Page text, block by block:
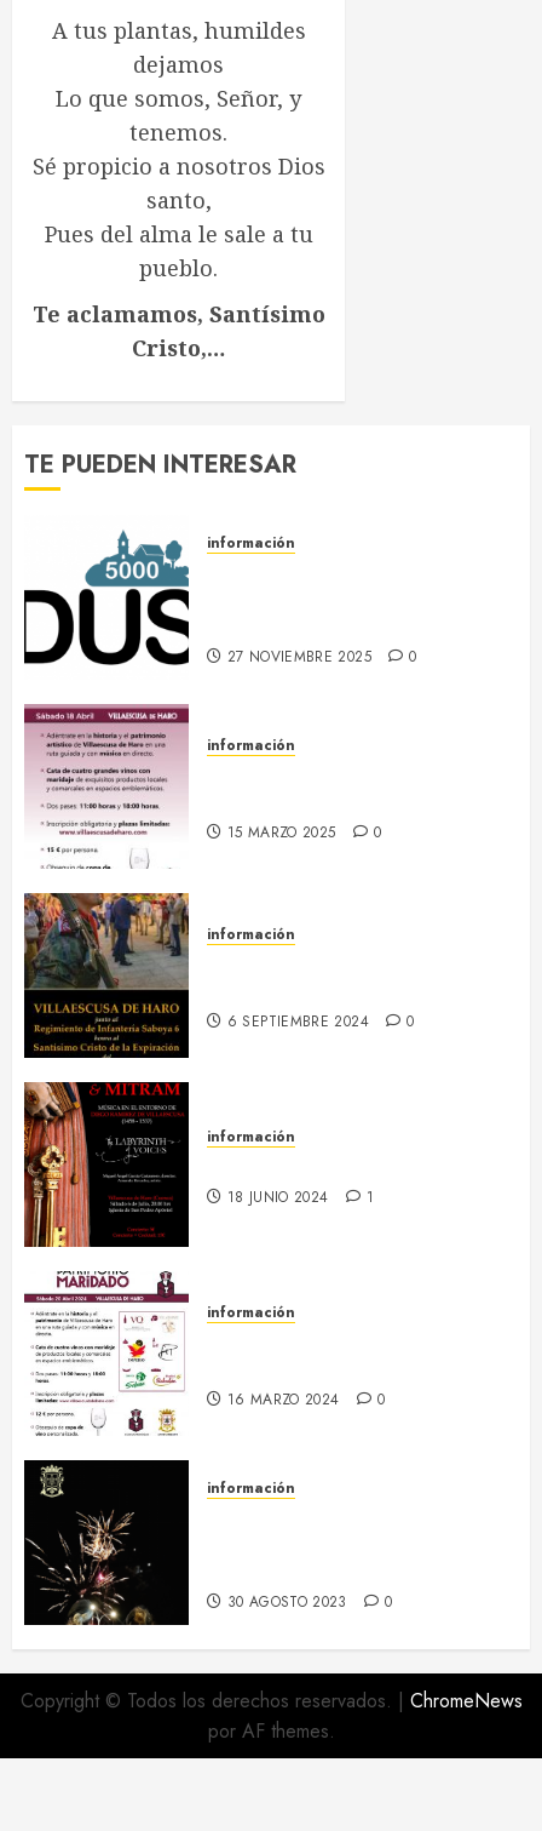
A tus plantas, humildes
dejamos
Lo que somos, Señor, y
tenemos.
Sé propicio a nosotros Dios
santo,
Pues del alma le sale a tu
pueblo.
Te aclamamos, Santísimo
Cristo,…
TE PUEDEN INTERESAR
información
27 NOVIEMBRE 2025 0
información
15 MARZO 2025 0
información
6 SEPTIEMBRE 2024 0
información
18 JUNIO 2024 1
información
16 MARZO 2024 0
información
30 AGOSTO 2023 0
Copyright © Todos los derechos reservados. | ChromeNews
por AF themes.